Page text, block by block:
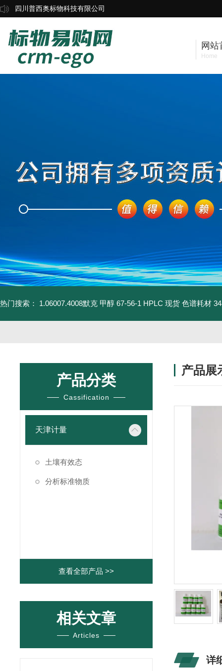
四川普西奥标物科技有限公司
网站
Home
热门搜索： 1.06007.4008默克 甲醇 67-56-1 HPLC 现货 色谱耗材
产品分类
Cassification
天津计量
土壤有效态
分析标准物质
查看全部产品 >>
相关文章
Articles
产品展
详